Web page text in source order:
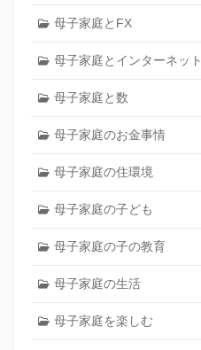
母子家庭とFX
母子家庭とインターネット
母子家庭と数
母子家庭のお金事情
母子家庭の住環境
母子家庭の子ども
母子家庭の子の教育
母子家庭の生活
母子家庭を楽しむ